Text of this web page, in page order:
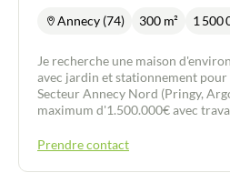
Annecy (74) 300 m² 1 500
Je recherche une maison
avec jardin et stationnement pour
Secteur Annecy Nord (Pringy,
maximum d'1.500.000€ avec
Prendre contact